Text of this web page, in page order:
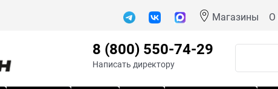
Магазины О
8 (800) 550-74-29
Написать директору